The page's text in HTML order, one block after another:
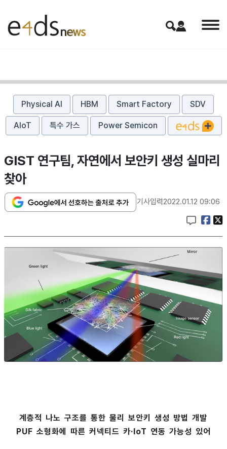
Physical AI HBM Smart Factory SDV
AIoT 특수 가스 Power Semicon
GIST 연구팀, 자연에서 보안키 생성 실마리
찾아
기사입력2022.01.12 09:06
계층적 나노 구조를 통한 물리 보안키 생성 방법 개발
PUF 소형화에 따른 커넥티드 카·IoT 연동 가능성 있어